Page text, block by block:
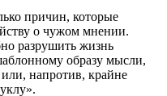
причин, которые
о чужом мнении.
разрушить жизнь
образу мысли,
напротив, крайне